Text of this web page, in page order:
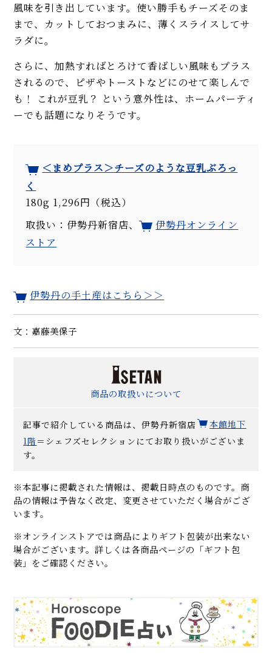
風味を引き出しています。使い勝手もチーズそのま
まで、カットしておつまみに、薄くスライスしてサ
ラダに。
さらに、加熱すればとろけて香ばしい風味もプラス
されるので、ピザやトーストなどにのせて楽しんで
も！ これが豆乳？ という意外性は、ホームパーティ
ーでも話題になりそうです。
＜まめプラス＞チーズのような豆乳ぶろっ
く
180g 1,296円（税込）
取扱い：伊勢丹新宿店、
伊勢丹オンライン
ストア
伊勢丹の手土産はこちら＞＞
文：嘉藤美保子
商品の取扱いについて
記事で紹介している商品は、伊勢丹新宿店
本館地下
1階 ＝シェフズセレクションにてお取り扱いがございま
す。
※本記事に掲載された情報は、掲載日時点のものです。商
品の情報は予告なく改定、変更させていただく場合がござ
います。
※オンラインストアでは商品によりギフト包装が出来ない
場合がございます。詳しくは各商品ページの「ギフト包
装」をご確認ください。